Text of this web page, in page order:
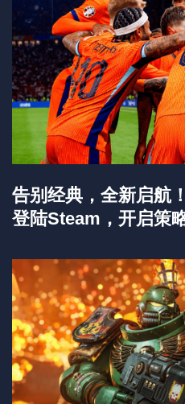
告别经典，全新启航
登陆Steam，开启策